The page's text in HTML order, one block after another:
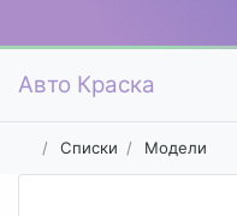
Авто Краска
Списки Модели